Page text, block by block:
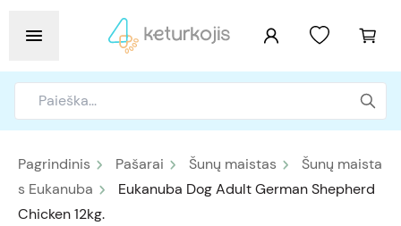
Pagrindinis Pašarai Šunų maistas
Šunų maista
s Eukanuba
Eukanuba Dog Adult German Shepherd
Chicken 12kg.